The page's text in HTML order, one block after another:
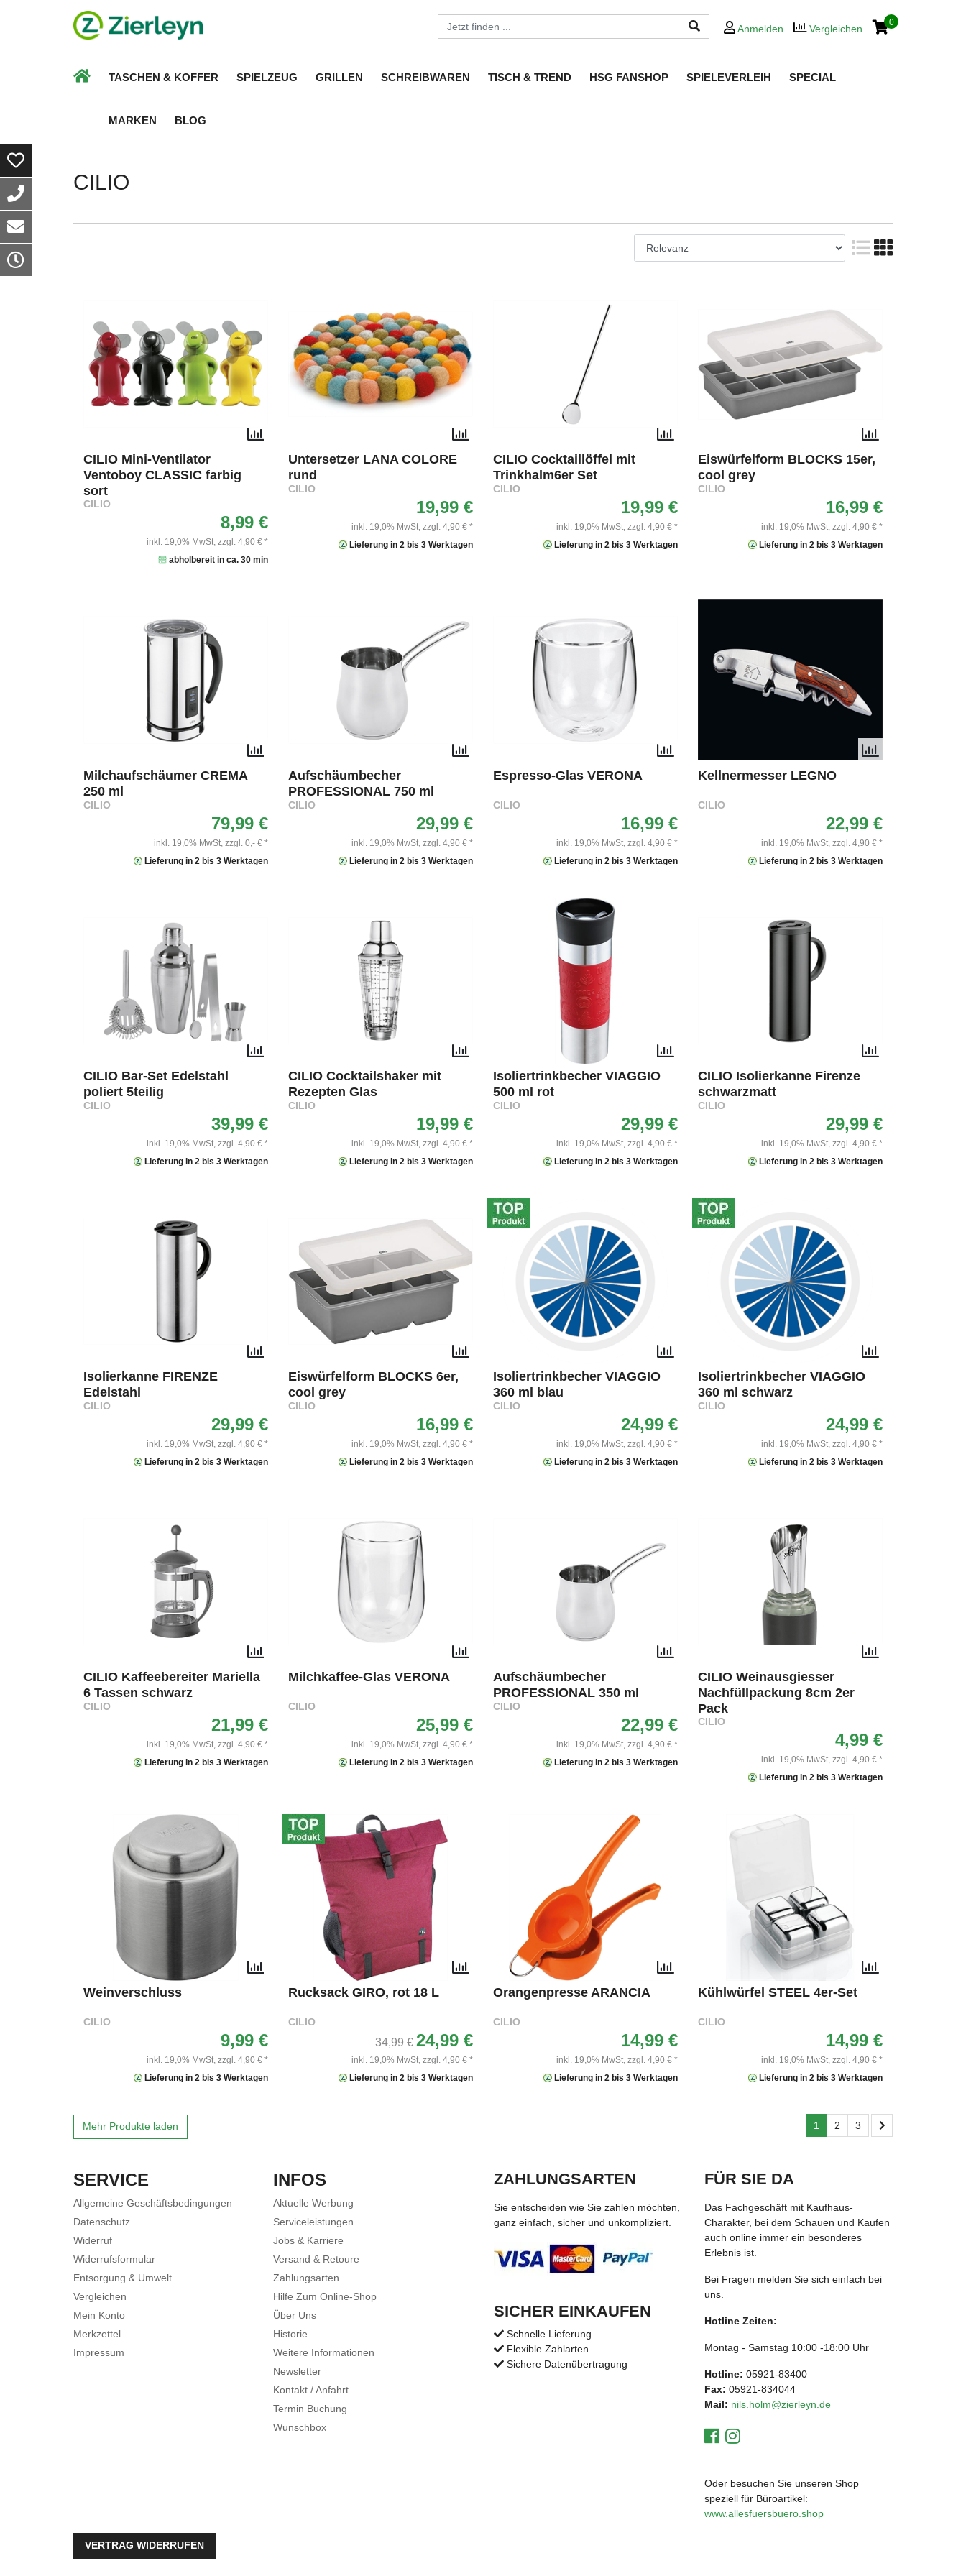
Anmelden Vergleichen
0
TASCHEN & KOFFER SPIELZEUG GRILLEN SCHREIBWAREN TISCH & TREND HSG FANSHOP SPIELEVERLEIH SPECIAL
MARKEN BLOG
CILIO
CILIO Mini-Ventilator
Ventoboy CLASSIC farbig
sort
CILIO
8,99 €
inkl. 19,0% MwSt, zzgl. 4,90 € *
abholbereit in ca. 30 min
Untersetzer LANA COLORE
rund
CILIO
19,99 €
inkl. 19,0% MwSt, zzgl. 4,90 € *
Lieferung in 2 bis 3 Werktagen
CILIO Cocktaillöffel mit
Trinkhalm6er Set
CILIO
19,99 €
inkl. 19,0% MwSt, zzgl. 4,90 € *
Lieferung in 2 bis 3 Werktagen
Eiswürfelform BLOCKS 15er,
cool grey
CILIO
16,99 €
inkl. 19,0% MwSt, zzgl. 4,90 € *
Lieferung in 2 bis 3 Werktagen
Milchaufschäumer CREMA
250 ml
CILIO
79,99 €
inkl. 19,0% MwSt, zzgl. 0,- € *
Lieferung in 2 bis 3 Werktagen
Aufschäumbecher
PROFESSIONAL 750 ml
CILIO
29,99 €
inkl. 19,0% MwSt, zzgl. 4,90 € *
Lieferung in 2 bis 3 Werktagen
Espresso-Glas VERONA
CILIO
16,99 €
inkl. 19,0% MwSt, zzgl. 4,90 € *
Lieferung in 2 bis 3 Werktagen
Kellnermesser LEGNO
CILIO
22,99 €
inkl. 19,0% MwSt, zzgl. 4,90 € *
Lieferung in 2 bis 3 Werktagen
CILIO Bar-Set Edelstahl
poliert 5teilig
CILIO
39,99 €
inkl. 19,0% MwSt, zzgl. 4,90 € *
Lieferung in 2 bis 3 Werktagen
CILIO Cocktailshaker mit
Rezepten Glas
CILIO
19,99 €
inkl. 19,0% MwSt, zzgl. 4,90 € *
Lieferung in 2 bis 3 Werktagen
Isoliertrinkbecher VIAGGIO
500 ml rot
CILIO
29,99 €
inkl. 19,0% MwSt, zzgl. 4,90 € *
Lieferung in 2 bis 3 Werktagen
CILIO Isolierkanne Firenze
schwarzmatt
CILIO
29,99 €
inkl. 19,0% MwSt, zzgl. 4,90 € *
Lieferung in 2 bis 3 Werktagen
Isolierkanne FIRENZE
Edelstahl
CILIO
29,99 €
inkl. 19,0% MwSt, zzgl. 4,90 € *
Lieferung in 2 bis 3 Werktagen
Eiswürfelform BLOCKS 6er,
cool grey
CILIO
16,99 €
inkl. 19,0% MwSt, zzgl. 4,90 € *
Lieferung in 2 bis 3 Werktagen
Isoliertrinkbecher VIAGGIO
360 ml blau
CILIO
24,99 €
inkl. 19,0% MwSt, zzgl. 4,90 € *
Lieferung in 2 bis 3 Werktagen
Isoliertrinkbecher VIAGGIO
360 ml schwarz
CILIO
24,99 €
inkl. 19,0% MwSt, zzgl. 4,90 € *
Lieferung in 2 bis 3 Werktagen
CILIO Kaffeebereiter Mariella
6 Tassen schwarz
CILIO
21,99 €
inkl. 19,0% MwSt, zzgl. 4,90 € *
Lieferung in 2 bis 3 Werktagen
Milchkaffee-Glas VERONA
CILIO
25,99 €
inkl. 19,0% MwSt, zzgl. 4,90 € *
Lieferung in 2 bis 3 Werktagen
Aufschäumbecher
PROFESSIONAL 350 ml
CILIO
22,99 €
inkl. 19,0% MwSt, zzgl. 4,90 € *
Lieferung in 2 bis 3 Werktagen
CILIO Weinausgiesser
Nachfüllpackung 8cm 2er
Pack
CILIO
4,99 €
inkl. 19,0% MwSt, zzgl. 4,90 € *
Lieferung in 2 bis 3 Werktagen
Weinverschluss
CILIO
9,99 €
inkl. 19,0% MwSt, zzgl. 4,90 € *
Lieferung in 2 bis 3 Werktagen
Rucksack GIRO, rot 18 L
CILIO
34,99 € 24,99 €
inkl. 19,0% MwSt, zzgl. 4,90 € *
Lieferung in 2 bis 3 Werktagen
Orangenpresse ARANCIA
CILIO
14,99 €
inkl. 19,0% MwSt, zzgl. 4,90 € *
Lieferung in 2 bis 3 Werktagen
Kühlwürfel STEEL 4er-Set
CILIO
14,99 €
inkl. 19,0% MwSt, zzgl. 4,90 € *
Lieferung in 2 bis 3 Werktagen
Mehr Produkte laden 1 2 3
SERVICE
Allgemeine Geschäftsbedingungen
Datenschutz
Widerruf
Widerrufsformular
Entsorgung & Umwelt
Vergleichen
Mein Konto
Merkzettel
Impressum
INFOS
Aktuelle Werbung
Serviceleistungen
Jobs & Karriere
Versand & Retoure
Zahlungsarten
Hilfe Zum Online-Shop
Über Uns
Historie
Weitere Informationen
Newsletter
Kontakt / Anfahrt
Termin Buchung
Wunschbox
ZAHLUNGSARTEN
Sie entscheiden wie Sie zahlen möchten,
ganz einfach, sicher und unkompliziert.
SICHER EINKAUFEN
Schnelle Lieferung
Flexible Zahlarten
Sichere Datenübertragung
FÜR SIE DA
Das Fachgeschäft mit Kaufhaus-
Charakter, bei dem Schauen und Kaufen
auch online immer ein besonderes
Erlebnis ist.
Bei Fragen melden Sie sich einfach bei
uns.
Hotline Zeiten:
Montag - Samstag 10:00 -18:00 Uhr
Hotline: 05921-83400
Fax: 05921-834044
Mail: nils.holm@zierleyn.de
Oder besuchen Sie unseren Shop
speziell für Büroartikel:
www.allesfuersbuero.shop
VERTRAG WIDERRUFEN